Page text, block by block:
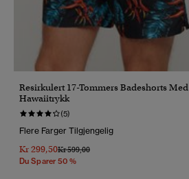
Resirkulert 17-Tommers Badeshorts Med
Hawaiitrykk
(5)
Flere Farger Tilgjengelig
Kr 299,50Pris Nedsatt Fra
Kr 599,00Til
Du Sparer 50 %